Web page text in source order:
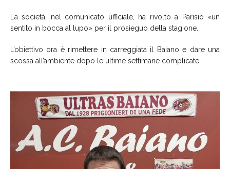
La società, nel comunicato ufficiale, ha rivolto a Parisio «un
sentito in bocca al lupo» per il prosieguo della stagione.
L’obiettivo ora è rimettere in carreggiata il Baiano e dare una
scossa all’ambiente dopo le ultime settimane complicate.